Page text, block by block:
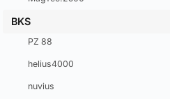
BKS
PZ 88
helius4000
nuvius